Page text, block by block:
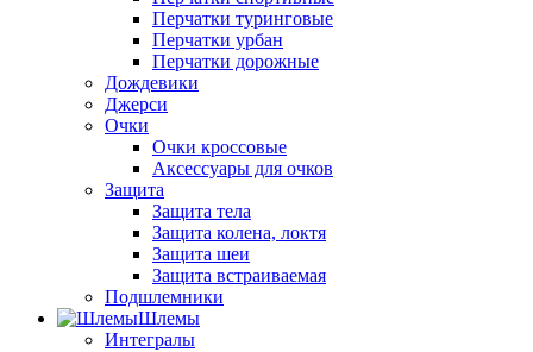
Перчатки туринговые
Перчатки урбан
Перчатки дорожные
Дождевики
Джерси
Очки
Очки кроссовые
Аксессуары для очков
Защита
Защита тела
Защита колена, локтя
Защита шеи
Защита встраиваемая
Подшлемники
Шлемы
Интегралы